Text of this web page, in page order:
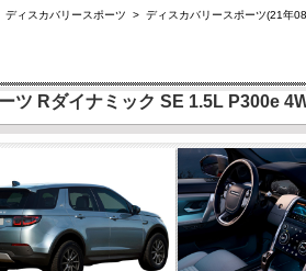
ディスカバリースポーツ > ディスカバリースポーツ(21年
ツ Rダイナミック SE 1.5L P300e